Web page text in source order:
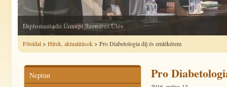
Selye János Szakkollégium
Főoldal> Hírek, aktualitások> Pro Diabetologia díj és emlékérem
Neptun
Pro